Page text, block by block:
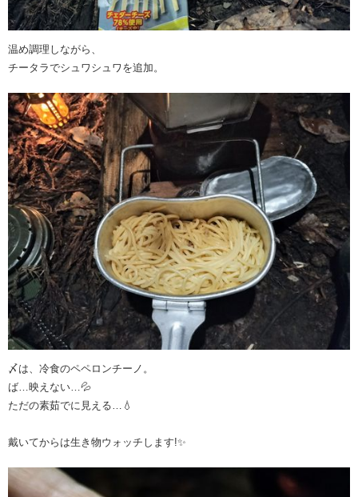
温め調理しながら、
チータラでシュワシュワを追加。
〆は、冷食のペペロンチーノ。
ば…映えない…💦
ただの素茹でに見える…💧
戴いてからは生き物ウォッチします!✨